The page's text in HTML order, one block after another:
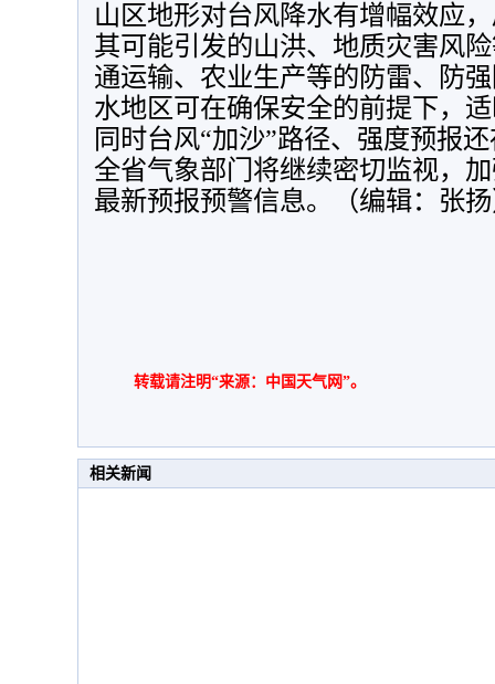
山区地形对台风降水有增幅效应
其可能引发的山洪、地质灾害风
通运输、农业生产等的防雷、防
水地区可在确保安全的前提下，
同时台风“加沙”路径、强度预报
全省气象部门将继续密切监视，
最新预报预警信息。（编辑：张
转载请注明“来源：中国天气网”。
相关新闻